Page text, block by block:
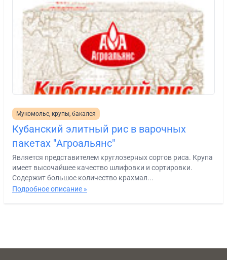
Мукомолье, крупы, бакалея
Кубанский элитный рис в варочных
пакетах "Агроальянс"
Является представителем круглозерных сортов риса. Крупа
имеет высочайшее качество шлифовки и сортировки.
Содержит большое количество крахмал...
Подробное описание »